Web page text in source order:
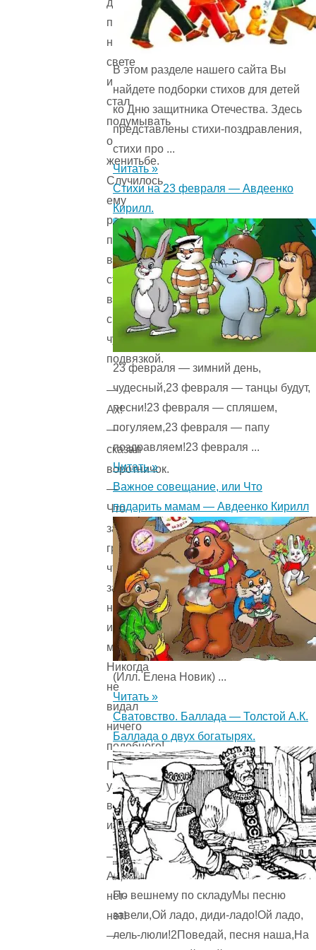
довольно
пожил
на
свете
и
стал
подумывать
о
женитьбе.
Случилось
ему
раз
попасть
в
стирку
вместе
с
чулочною
подвязкой.
—
Ах!
—
сказал
воротничок.
—
Что
за
грация,
что
за
нежность
и
миловидность!
Никогда
не
видал
ничего
подобного!
Позвольте
узнать
ваше
имя?
—
Ах,
нет-
нет!
—
В этом разделе нашего сайта Вы
найдете подборки стихов для детей
ко Дню защитника Отечества. Здесь
представлены стихи-поздравления,
стихи про ...
Читать »
Стихи на 23 февраля — Авдеенко
Кирилл.
23 февраля — зимний день,
чудесный,23 февраля — танцы будут,
песни!23 февраля — спляшем,
погуляем,23 февраля — папу
поздравляем!23 февраля ...
Читать »
Важное совещание, или Что
подарить мамам — Авдеенко Кирилл
(Илл. Елена Новик) ...
Читать »
Сватовство. Баллада — Толстой А.К.
Баллада о двух богатырях.
По вешнему по складуМы песню
завели,Ой ладо, диди-ладо!Ой ладо,
лель-люли!2Поведай, песня наша,На